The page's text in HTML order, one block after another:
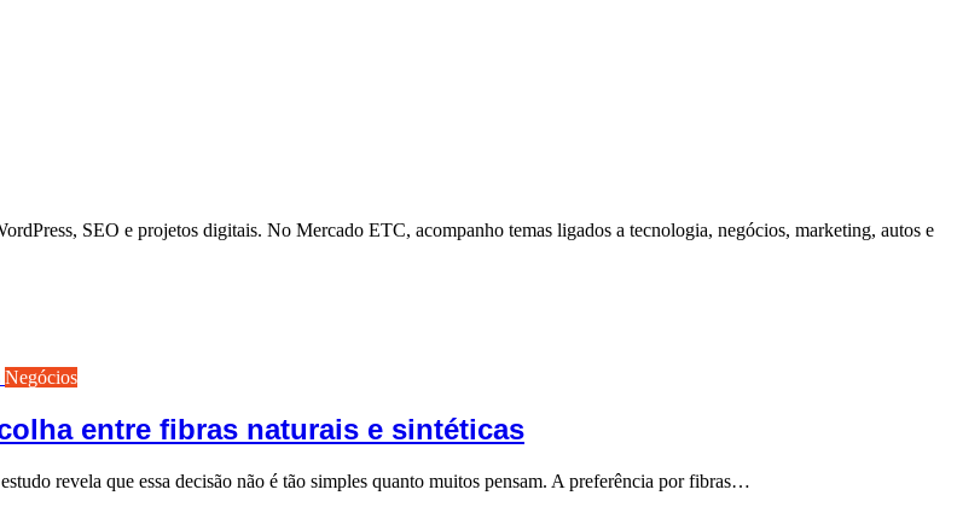
SEO e projetos digitais. No Mercado ETC, acompanho temas ligados a tecnologia, negócios, marketing, autos e
Negócios
entre fibras naturais e sintéticas
revela que essa decisão não é tão simples quanto muitos pensam. A preferência por fibras…